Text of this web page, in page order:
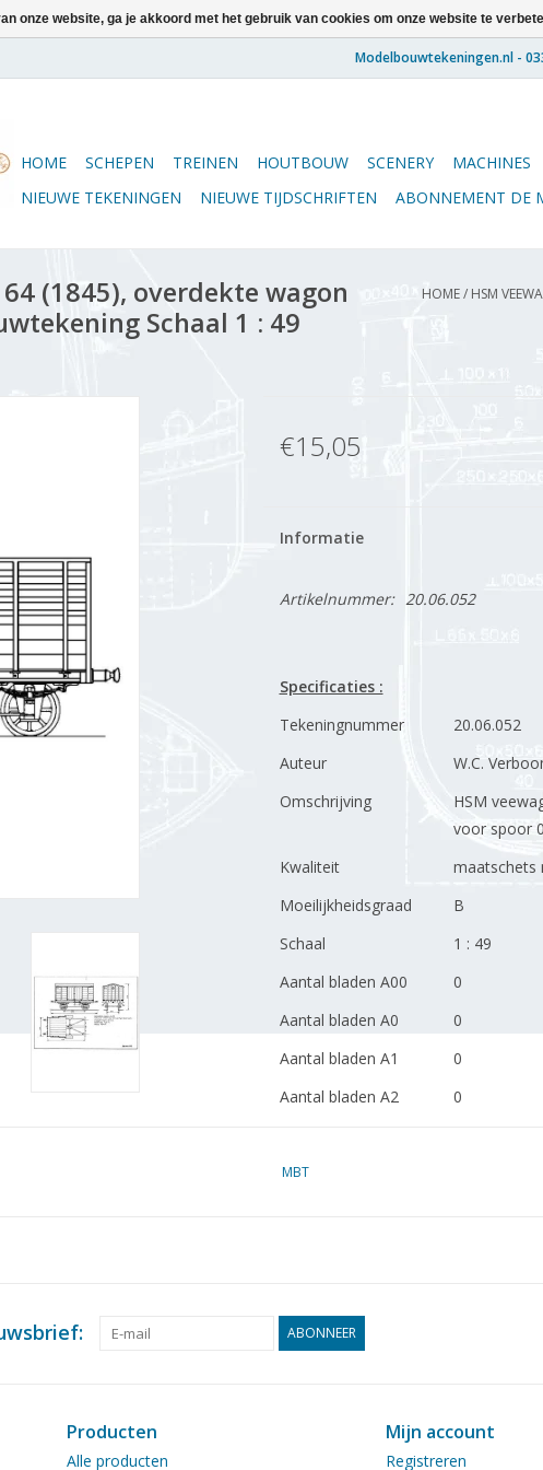
HOME SCHEPEN TREINEN HOUTBOUW SCENERY MACHINES
NIEUWE TEKENINGEN
NIEUWE TIJDSCHRIFTEN ABONNEMENT DE
(1845), overdekte wagon
Schaal 1 : 49
HOME/ HSM
€15,05
Informatie
Artikelnummer: 20.06.052
Specificaties :
Tekeningnummer
20.06.052
Auteur
W.C.
Omschrijving
HSM
voor spoor 0
Kwaliteit
maatschets
Moeilijkheidsgraad
B
Schaal
1 : 49
Aantal bladen A00
0
Aantal bladen A0
0
Aantal bladen A1
0
Aantal bladen A2
0
Aantal bladen A4
Gewicht in gram
Bijzonderheden
MBT
ABONNEER
Producten
Alle producten
Mijn account
Registreren
onze website, ga je akkoord met het gebruik van cookies om onze website te